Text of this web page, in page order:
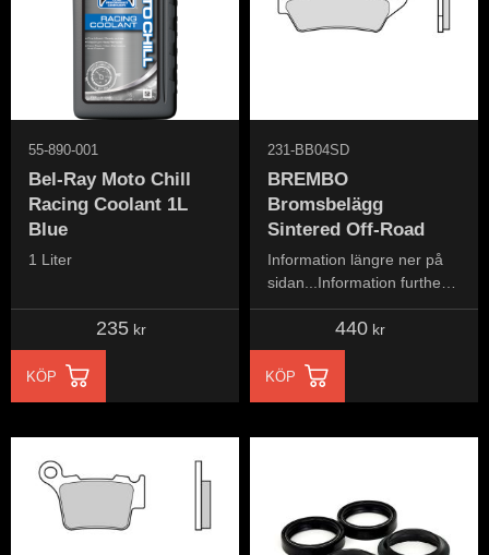
Bel-Ray Moto Chill
Racing Coolant 1L
Blue
1 Liter
55-890-001
235 kr
KÖP
BREMBO
Bromsbelägg
Sintered Off-Road
Information längre ner på
sidan...Information further
down the page...
231-BB04SD
440 kr
KÖP